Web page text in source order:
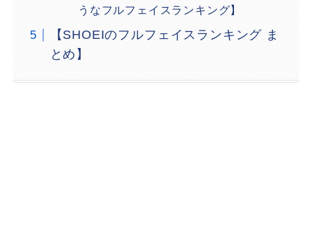
うなフルフェイスランキング】
【SHOEIのフルフェイスランキング ま
とめ】